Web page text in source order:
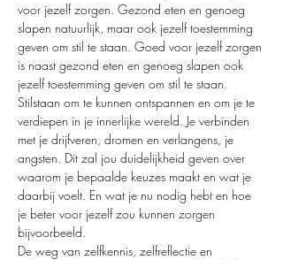
voor jezelf zorgen. Gezond eten en genoeg
slapen natuurlijk, maar ook jezelf toestemming
geven om stil te staan. Goed voor jezelf zorgen
is naast gezond eten en genoeg slapen ook
jezelf toestemming geven om stil te staan.
Stilstaan om te kunnen ontspannen en om je te
verdiepen in je innerlijke wereld. Je verbinden
met je drijfveren, dromen en verlangens, je
angsten. Dit zal jou duidelijkheid geven over
waarom je bepaalde keuzes maakt en wat je
daarbij voelt. En wat je nu nodig hebt en hoe
je beter voor jezelf zou kunnen zorgen
bijvoorbeeld.
De weg van zelfkennis, zelfreflectie en